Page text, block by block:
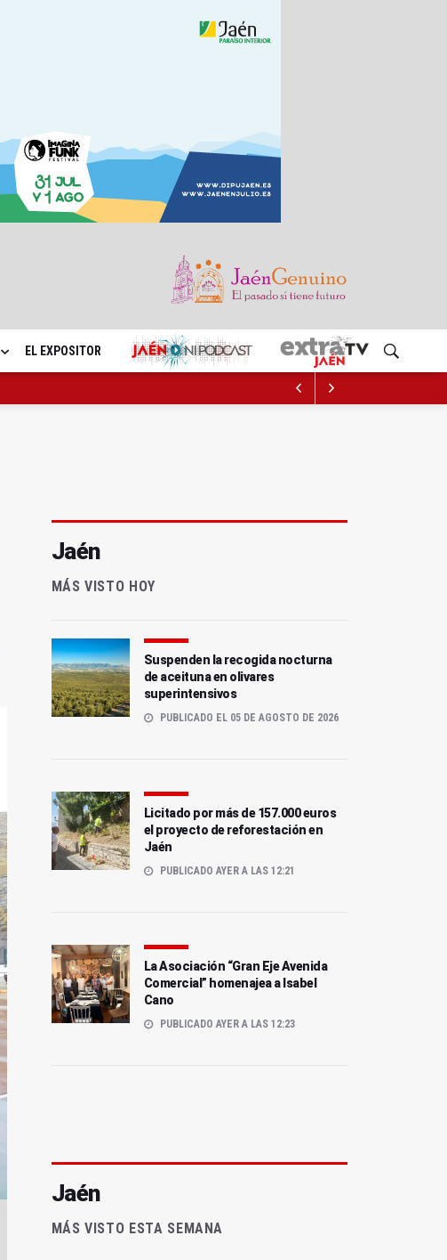
EL EXPOSITOR
Jaén
MÁS VISTO HOY
Suspenden la recogida nocturna
de aceituna en olivares
superintensivos
PUBLICADO EL 05 DE AGOSTO DE 2026
Licitado por más de 157.000 euros
el proyecto de reforestación en
Jaén
PUBLICADO AYER A LAS 12:21
La Asociación “Gran Eje Avenida
Comercial” homenajea a Isabel
Cano
PUBLICADO AYER A LAS 12:23
Jaén
MÁS VISTO ESTA SEMANA